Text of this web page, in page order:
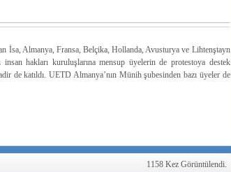
İsa, Almanya, Fransa, Belçika, Hollanda, Avusturya ve Lihtenştayn
hakları kuruluşlarına mensup üyelerin de protestoya destek
katıldı. UETD Almanya’nın Münih şubesinden bazı üyeler de
1158 Kez Görüntülendi.